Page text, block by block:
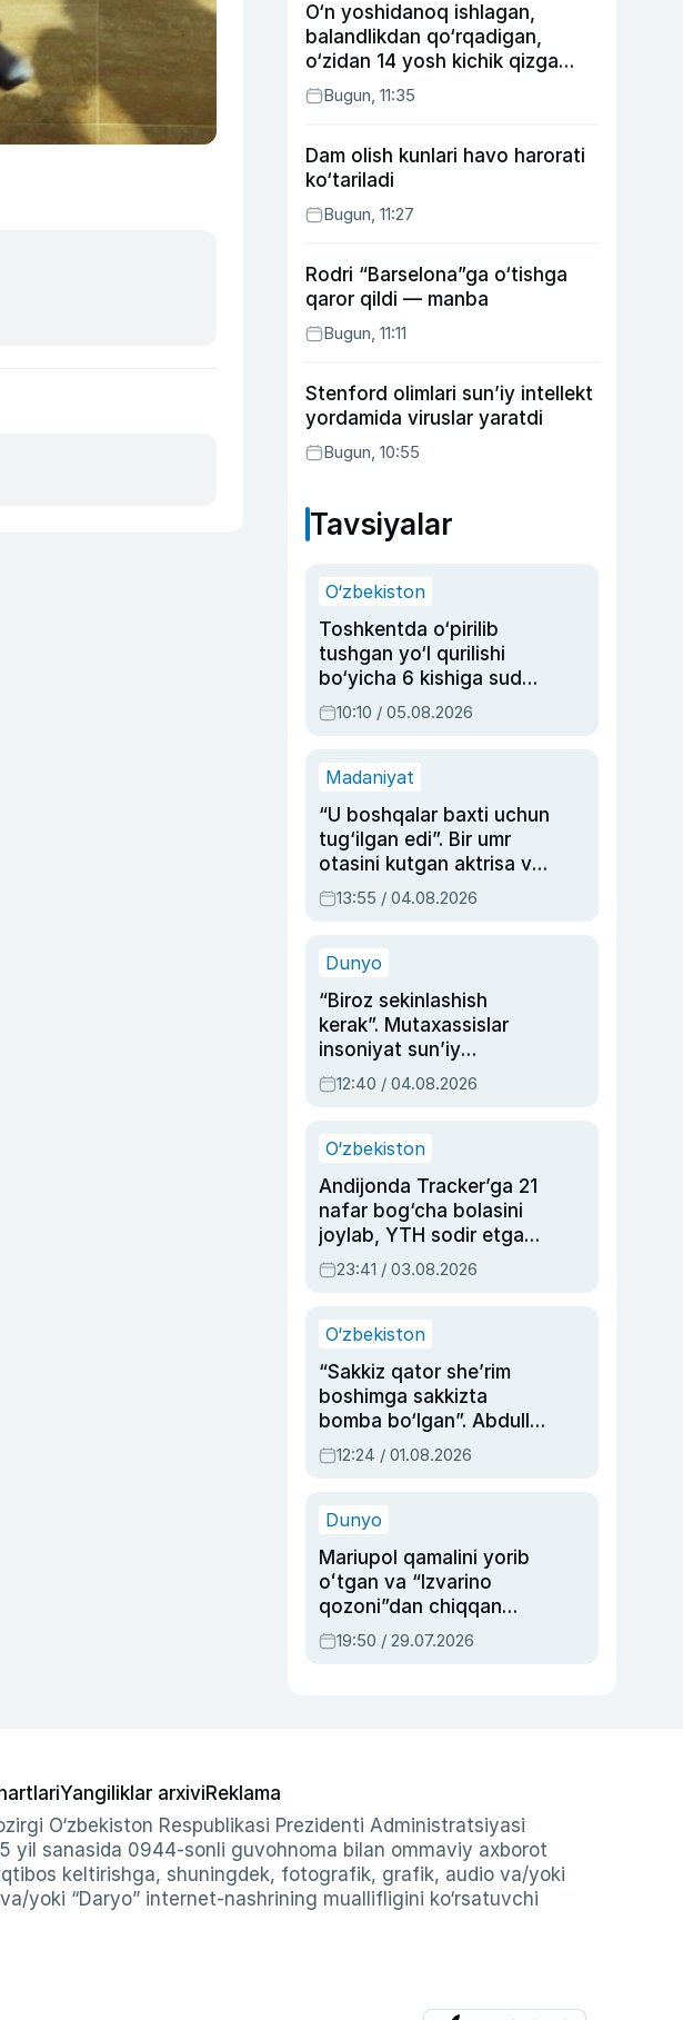
O‘n yoshidanoq ishlagan,
balandlikdan qo‘rqadigan,
o‘zidan 14 yosh kichik qizga
uylangan Yorqinxo‘ja Umarov
34 yoshda
Bugun, 11:35
Dam olish kunlari havo harorati
ko‘tariladi
Bugun, 11:27
Rodri “Barselona”ga o‘tishga
qaror qildi — manba
Bugun, 11:11
Stenford olimlari sun’iy intellekt
yordamida viruslar yaratdi
Bugun, 10:55
Tavsiyalar
O‘zbekiston
Toshkentda o‘pirilib
tushgan yo‘l qurilishi
bo‘yicha 6 kishiga sud
hukmi o‘qildi
10:10 / 05.08.2026
Madaniyat
“U boshqalar baxti uchun
tug‘ilgan edi”. Bir umr
otasini kutgan aktrisa va
dublyaj ustasi Rimma
Ahmedovaning
13:55 / 04.08.2026
Dunyo
“Biroz sekinlashish
kerak”. Mutaxassislar
insoniyat sun’iy
intellektni boshqara
olmay qolishidan xavotir
12:40 / 04.08.2026
O‘zbekiston
Andijonda Tracker’ga 21
nafar bog‘cha bolasini
joylab, YTH sodir etgan
ayolga sud hukmi o‘qildi
23:41 / 03.08.2026
O‘zbekiston
“Sakkiz qator she’rim
boshimga sakkizta
bomba bo‘lgan”. Abdulla
Oripovni siyosiy
ayblovlardan asrab
12:24 / 01.08.2026
Dunyo
Mariupol qamalini yorib
oʻtgan va “Izvarino
qozoni”dan chiqqan
qahramon — Ukraina
armiyasi bosh
19:50 / 29.07.2026
Yangiliklar arxiviReklama
O‘zbekiston Respublikasi Prezidenti Administratsiyasi
yil sanasida 0944-sonli guvohnoma bilan ommaviy axborot
keltirishga, shuningdek, fotografik, grafik, audio va/yoki
yoki “Daryo” internet-nashrining muallifligini ko‘rsatuvchi